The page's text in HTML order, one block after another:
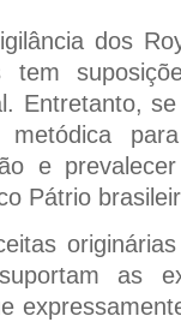
dos
Entretanto,
e
Pátrio
as